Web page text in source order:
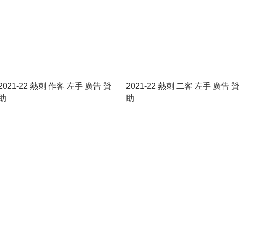
22 熱刺 作客 左手 廣告 贊
2021-22 熱刺 二客 左手 廣告 贊
助